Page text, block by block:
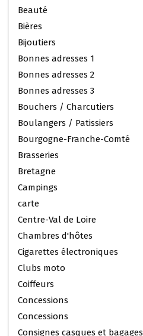
Beauté
Bières
Bijoutiers
Bonnes adresses 1
Bonnes adresses 2
Bonnes adresses 3
Bouchers / Charcutiers
Boulangers / Patissiers
Bourgogne-Franche-Comté
Brasseries
Bretagne
Campings
carte
Centre-Val de Loire
Chambres d'hôtes
Cigarettes électroniques
Clubs moto
Coiffeurs
Concessions
Concessions
Consignes casques et bagages